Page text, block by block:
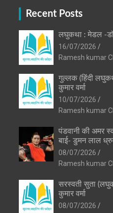
Recent Posts
लघुकथा : मेडल -डॉ.
16/07/2026
Ramesh kumar
गुल्लक (हिंदी
कुमार वर्मा
10/07/2026
Ramesh kumar
पंडवानी की अमर
बाई- डुमन लाल
08/07/2026
Ramesh kumar
सरस्वती सुता
कुमार वर्मा
08/07/2026